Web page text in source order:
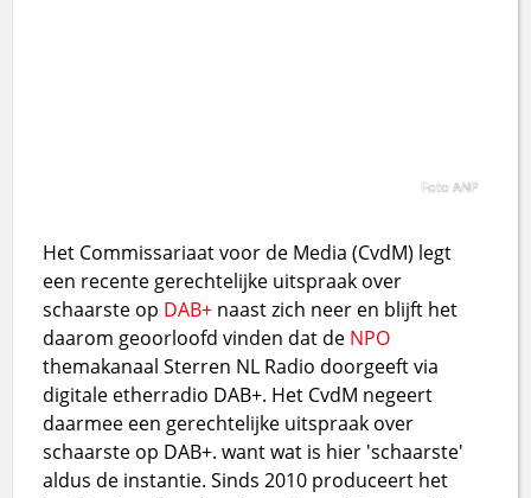
Foto ANP
Het Commissariaat voor de Media (CvdM) legt
een recente gerechtelijke uitspraak over
schaarste op DAB+ naast zich neer en blijft het
daarom geoorloofd vinden dat de NPO
themakanaal Sterren NL Radio doorgeeft via
digitale etherradio DAB+. Het CvdM negeert
daarmee een gerechtelijke uitspraak over
schaarste op DAB+. want wat is hier 'schaarste'
aldus de instantie. Sinds 2010 produceert het